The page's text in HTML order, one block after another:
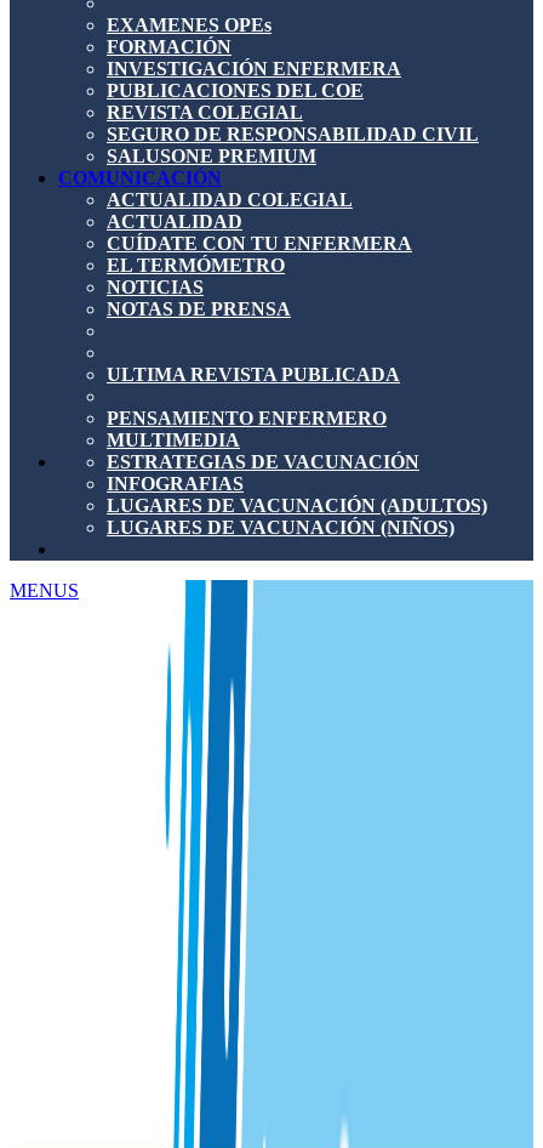
EXAMENES OPEs
FORMACIÓN
INVESTIGACIÓN ENFERMERA
PUBLICACIONES DEL COE
REVISTA COLEGIAL
SEGURO DE RESPONSABILIDAD CIVIL
SALUSONE PREMIUM
COMUNICACIÓN
ACTUALIDAD COLEGIAL
ACTUALIDAD
CUÍDATE CON TU ENFERMERA
EL TERMÓMETRO
NOTICIAS
NOTAS DE PRENSA
ULTIMA REVISTA PUBLICADA
PENSAMIENTO ENFERMERO
MULTIMEDIA
ESTRATEGIAS DE VACUNACIÓN
INFOGRAFIAS
LUGARES DE VACUNACIÓN (ADULTOS)
LUGARES DE VACUNACIÓN (NIÑOS)
MENUS